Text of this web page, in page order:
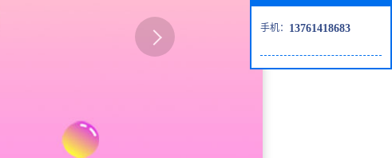
手机： 13761418683